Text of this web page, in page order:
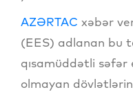
AZƏRTAC xəbər
(EES) adlanan bu
qısamüddətli
olmayan